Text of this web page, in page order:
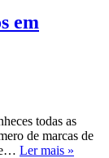
em
todas as
de marcas de
Ler mais »